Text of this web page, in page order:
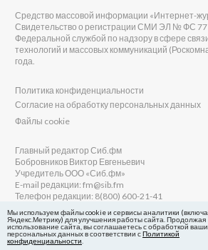
Средство массовой информации «Интернет-
Свидетельство о регистрации СМИ ЭЛ № ФС 77
Федеральной службой по надзору в сфере
технологий и массовых коммуникаций
года.
Политика конфиденциальности
Согласие на обработку персональных данных
Файлы cookie
Главный редактор Сиб.фм
Бобровников Виктор Евгеньевич
Учредитель ООО «Сиб.фм»
E-mail редакции: fm@sib.fm
Телефон редакции: 8(800) 600-21-41
Сайт разработан и поддерживается Технодзен
Мы используем файлы cookie и сервисы аналитики
Яндекс.Метрику) для улучшения работы сайта. Продолжая
использование сайта, вы соглашаетесь с обработкой
персональных данных в соответствии сПолитикой
конфиденциальности